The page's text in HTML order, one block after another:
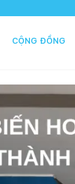
CỘNG ĐỒNG